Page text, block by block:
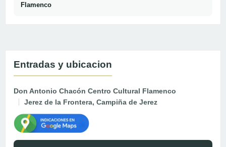
Flamenco
Entradas y ubicacion
Don Antonio Chacón Centro Cultural Flamenco
Jerez de la Frontera, Campiña de Jerez